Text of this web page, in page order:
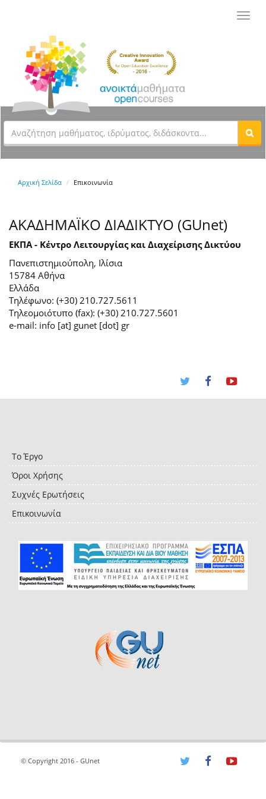
Αρχική Σελίδα Επικοινωνία
ΑΚΑΔΗΜΑΪΚΟ ΔΙΑΔΙΚΤΥΟ (GUnet)
ΕΚΠΑ - Κέντρο Λειτουργίας και Διαχείρισης Δικτύου
Πανεπιστημιούπολη, Ιλίσια
15784 Αθήνα
Ελλάδα
Τηλέφωνο: (+30) 210.727.5611
Τηλεομοιότυπο (fax): (+30) 210.727.5601
e-mail: info [at] gunet [dot] gr
Το Έργο
Όροι Χρήσης
Συχνές Ερωτήσεις
Επικοινωνία
© Copyright 2016 - GUnet